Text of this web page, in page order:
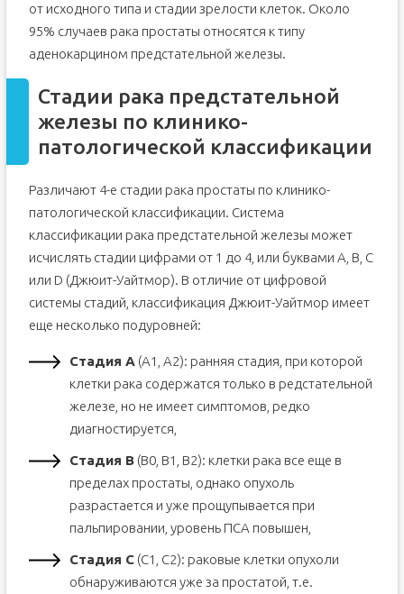
от исходного типа и стадии зрелости клеток. Около
95% случаев рака простаты относятся к типу
аденокарцином предстательной железы.
Стадии рака предстательной
железы по клинико-
патологической классификации
Различают 4-e стадии рака простаты по клинико-
патологической классификации. Система
классификации рака предстательной железы может
исчислять стадии цифрами от 1 до 4, или буквами A, B, C
или D (Джюит-Уайтмор). В отличие от цифровой
системы стадий, классификация Джюит-Уайтмор имеет
еще несколько подуровней:
Стадия А (А1, А2): ранняя стадия, при которой
клетки рака содержатся только в редстательной
железе, но не имеет симптомов, редко
диагностируется,
Стадия B(B0, B1, B2): клетки рака все еще в
пределах простаты, однако опухоль
разрастается и уже прощупывается при
пальпировании, уровень ПСА повышен,
Стадия C(C1, C2): раковые клетки опухоли
обнаруживаются уже за простатой, т.е.